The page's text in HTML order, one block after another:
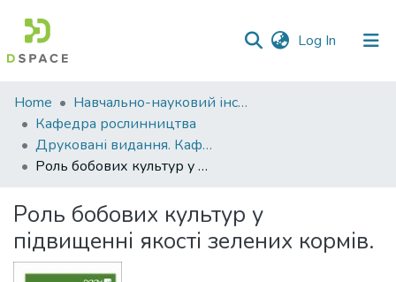
Log In (current)
Communities
&
Collections
Statistics
Home
Навчально-науковий інститут агротехнологій, селекції та екології
Кафедра рослинництва
Друковані видання. Кафедра рослинництва
Роль бобових культур у підвищенні якості зелених кормів.
Роль бобових культур у
підвищенні якості зелених кормів.